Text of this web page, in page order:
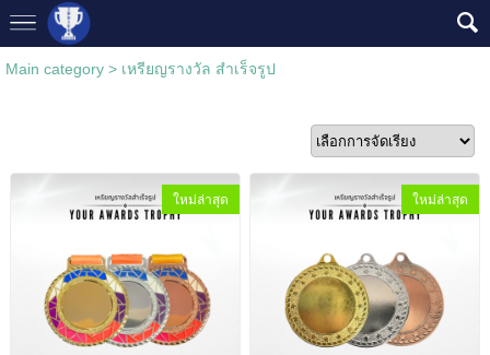
Main category> เหรียญรางวัล สำเร็จรูป
ใหม่ล่าสุด ใหม่ล่าสุด